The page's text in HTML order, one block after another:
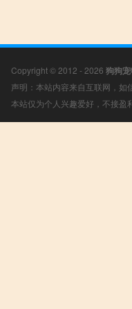
Copyright © 2012 - 2026 狗狗
声明：本站内容来自互联网，
本站仅为个人兴趣爱好，不接盈